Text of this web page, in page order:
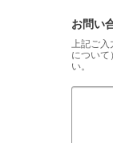
お問い
上記ご入
について
い。